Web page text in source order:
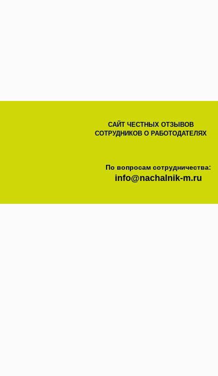
САЙТ ЧЕСТНЫХ ОТЗЫВОВ
СОТРУДНИКОВ О РАБОТОДАТЕЛЯХ
По вопросам сотрудничества:
info@nachalnik-m.ru